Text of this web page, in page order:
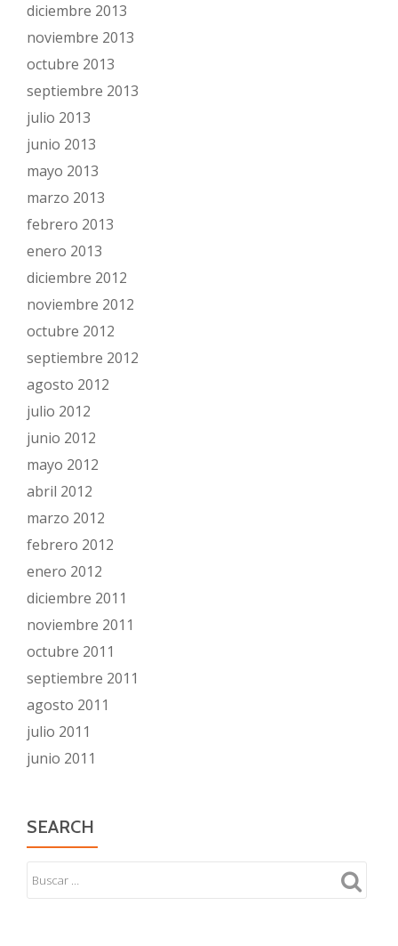
diciembre 2013
noviembre 2013
octubre 2013
septiembre 2013
julio 2013
junio 2013
mayo 2013
marzo 2013
febrero 2013
enero 2013
diciembre 2012
noviembre 2012
octubre 2012
septiembre 2012
agosto 2012
julio 2012
junio 2012
mayo 2012
abril 2012
marzo 2012
febrero 2012
enero 2012
diciembre 2011
noviembre 2011
octubre 2011
septiembre 2011
agosto 2011
julio 2011
junio 2011
SEARCH